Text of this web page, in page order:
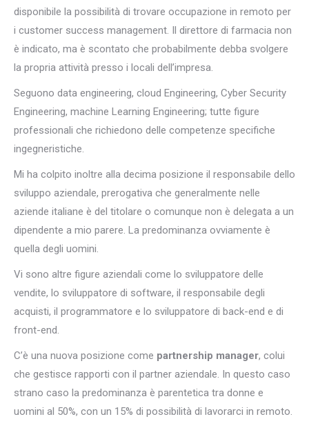
disponibile la possibilità di trovare occupazione in remoto per
i customer success management. Il direttore di farmacia non
è indicato, ma è scontato che probabilmente debba svolgere
la propria attività presso i locali dell’impresa.
Seguono data engineering, cloud Engineering, Cyber Security
Engineering, machine Learning Engineering; tutte figure
professionali che richiedono delle competenze specifiche
ingegneristiche.
Mi ha colpito inoltre alla decima posizione il responsabile dello
sviluppo aziendale, prerogativa che generalmente nelle
aziende italiane è del titolare o comunque non è delegata a un
dipendente a mio parere. La predominanza ovviamente è
quella degli uomini.
Vi sono altre figure aziendali come lo sviluppatore delle
vendite, lo sviluppatore di software, il responsabile degli
acquisti, il programmatore e lo sviluppatore di back-end e di
front-end.
C’è una nuova posizione come partnership manager, colui
che gestisce rapporti con il partner aziendale. In questo caso
strano caso la predominanza è parentetica tra donne e
uomini al 50%, con un 15% di possibilità di lavorarci in remoto.